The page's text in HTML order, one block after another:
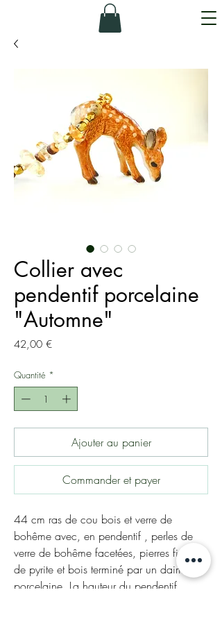
Collier avec
pendentif porcelaine
"Automne"
42,00 €Prix
Quantité *
Ajouter au panier
Commander et payer
44 cm ras de cou bois et verre de
bohême avec, en pendentif , perles de
verre de bohême facetées, pierres fines
de pyrite et bois terminé par un daim en
porcelaine. La hauteur du pendentif,